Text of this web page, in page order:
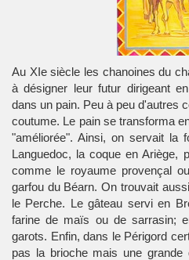
Au XIe siècle les chanoines du
à désigner leur futur dirigeant
dans un pain. Peu à peu d'autres
coutume. Le pain se transforma
"améliorée". Ainsi, on servait la
Languedoc, la coque en Ariège,
comme le royaume provençal
garfou du Béarn. On trouvait
le Perche. Le gâteau servi en
farine de maïs ou de sarrasin;
garots. Enfin, dans le Périgord
pas la brioche mais une grande